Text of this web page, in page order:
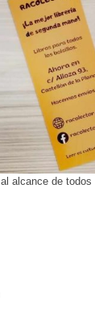
alcance de todos